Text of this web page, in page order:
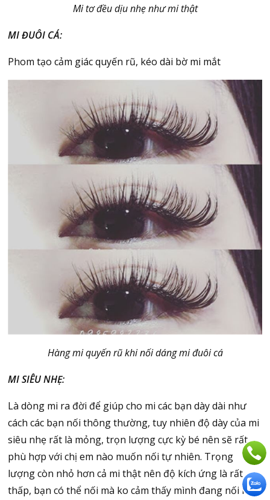
Mi tơ đều dịu nhẹ như mi thật
MI ĐUÔI CÁ:
Phom tạo cảm giác quyến rũ, kéo dài bờ mi mắt
Hàng mi quyến rũ khi nối dáng mi đuôi cá
MI SIÊU NHẸ:
Là dòng mi ra đời để giúp cho mi các bạn dày dài như
cách các bạn nối thông thường, tuy nhiên độ dày của mi
siêu nhẹ rất là mỏng, trọn lượng cực kỳ bé nên sẽ rất
phù hợp với chị em nào muốn nối tự nhiên. Trọng
lượng còn nhỏ hơn cả mi thật nên độ kích ứng là rất
thấp, bạn có thể nối mà ko cảm thấy mình đang nối mi.